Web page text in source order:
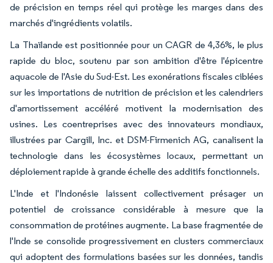
de précision en temps réel qui protège les marges dans des
marchés d'ingrédients volatils.
La Thaïlande est positionnée pour un CAGR de 4,36%, le plus
rapide du bloc, soutenu par son ambition d'être l'épicentre
aquacole de l'Asie du Sud-Est. Les exonérations fiscales ciblées
sur les importations de nutrition de précision et les calendriers
d'amortissement accéléré motivent la modernisation des
usines. Les coentreprises avec des innovateurs mondiaux,
illustrées par Cargill, Inc. et DSM-Firmenich AG, canalisent la
technologie dans les écosystèmes locaux, permettant un
déploiement rapide à grande échelle des additifs fonctionnels.
L'Inde et l'Indonésie laissent collectivement présager un
potentiel de croissance considérable à mesure que la
consommation de protéines augmente. La base fragmentée de
l'Inde se consolide progressivement en clusters commerciaux
qui adoptent des formulations basées sur les données, tandis